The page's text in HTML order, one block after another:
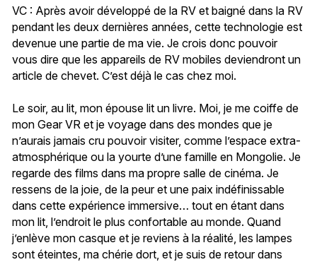
VC : Après avoir développé de la RV et baigné dans la RV
pendant les deux dernières années, cette technologie est
devenue une partie de ma vie. Je crois donc pouvoir
vous dire que les appareils de RV mobiles deviendront un
article de chevet. C’est déjà le cas chez moi.
Le soir, au lit, mon épouse lit un livre. Moi, je me coiffe de
mon Gear VR et je voyage dans des mondes que je
n’aurais jamais cru pouvoir visiter, comme l’espace extra-
atmosphérique ou la yourte d’une famille en Mongolie. Je
regarde des films dans ma propre salle de cinéma. Je
ressens de la joie, de la peur et une paix indéfinissable
dans cette expérience immersive… tout en étant dans
mon lit, l’endroit le plus confortable au monde. Quand
j’enlève mon casque et je reviens à la réalité, les lampes
sont éteintes, ma chérie dort, et je suis de retour dans